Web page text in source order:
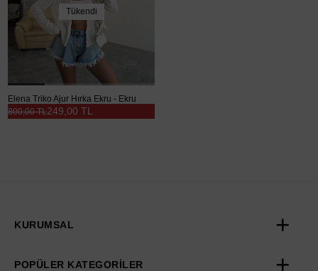
Tükendi
Elena Triko Ajur Hırka Ekru - Ekru
249,00 TL
800,00 TL
KURUMSAL
POPÜLER KATEGORİLER